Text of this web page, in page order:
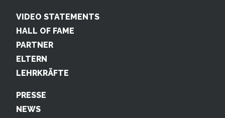
VIDEO STATEMENTS
HALL OF FAME
PARTNER
ELTERN
LEHRKRÄFTE
PRESSE
NEWS